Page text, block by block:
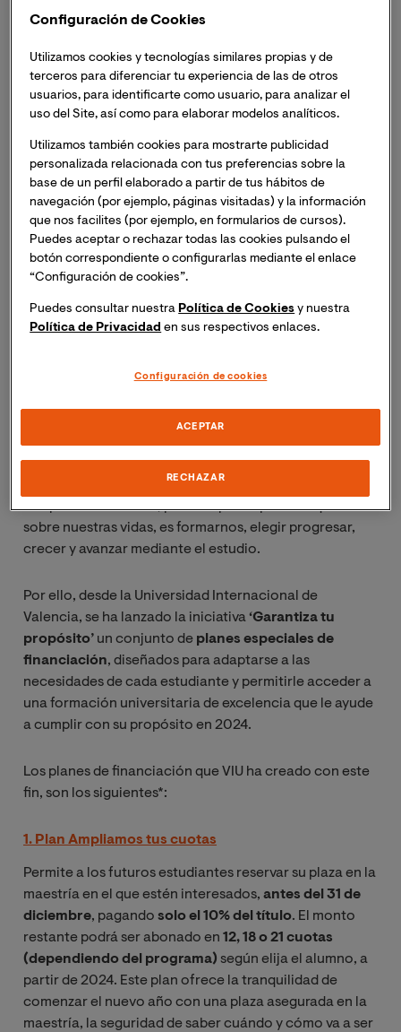
la reflexión y al planteamiento de nuevos propósitos, y
sin duda uno de los propósitos más importantes que
nos podemos marcar, por el impacto positivo que tiene
sobre nuestras vidas, es formarnos, elegir progresar,
crecer y avanzar mediante el estudio.
Por ello, desde la Universidad Internacional de
Valencia, se ha lanzado la iniciativa‘Garantiza tu
propósito’ un conjunto de planes especiales de
financiación, diseñados para adaptarse a las
necesidades de cada estudiante y permitirle acceder a
una formación universitaria de excelencia que le ayude
a cumplir con su propósito en 2024.
Los planes de financiación que VIU ha creado con este
fin, son los siguientes*:
1. Plan Ampliamos tus cuotas
Permite a los futuros estudiantes reservar su plaza en la
maestría en el que estén interesados, antes del 31 de
diciembre, pagando solo el 10% del título. El monto
restante podrá ser abonado en 12, 18 o 21 cuotas
(dependiendo del programa) según elija el alumno, a
partir de 2024. Este plan ofrece la tranquilidad de
comenzar el nuevo año con una plaza asegurada en la
maestría, la seguridad de saber cuándo y cómo va a ser
Configuración de Cookies
Utilizamos cookies y tecnologías similares propias y de
terceros para diferenciar tu experiencia de las de otros
usuarios, para identificarte como usuario, para analizar el
uso del Site, así como para elaborar modelos analíticos.
Utilizamos también cookies para mostrarte publicidad
personalizada relacionada con tus preferencias sobre la
base de un perfil elaborado a partir de tus hábitos de
navegación (por ejemplo, páginas visitadas) y la información
que nos facilites (por ejemplo, en formularios de cursos).
Puedes aceptar o rechazar todas las cookies pulsando el
botón correspondiente o configurarlas mediante el enlace
“Configuración de cookies”.
Puedes consultar nuestra Política de Cookies y nuestra
Política de Privacidad en sus respectivos enlaces.
Configuración de cookies
RECHAZAR
ACEPTAR